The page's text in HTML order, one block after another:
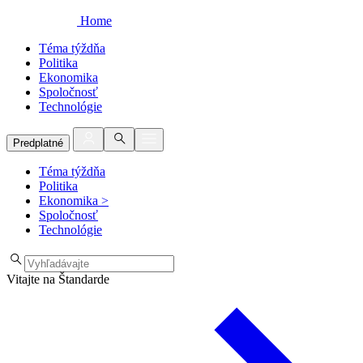
Home
Téma týždňa
Politika
Ekonomika
Spoločnosť
Technológie
Predplatné
Téma týždňa
Politika
Ekonomika >
Spoločnosť
Technológie
Vitajte na Štandarde